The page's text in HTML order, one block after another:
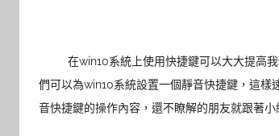
在win10系統上使用快捷鍵可以大大提高
們可以為win10系統設置一個靜音快捷鍵，這
音快捷鍵的操作內容，還不瞭解的朋友就跟著